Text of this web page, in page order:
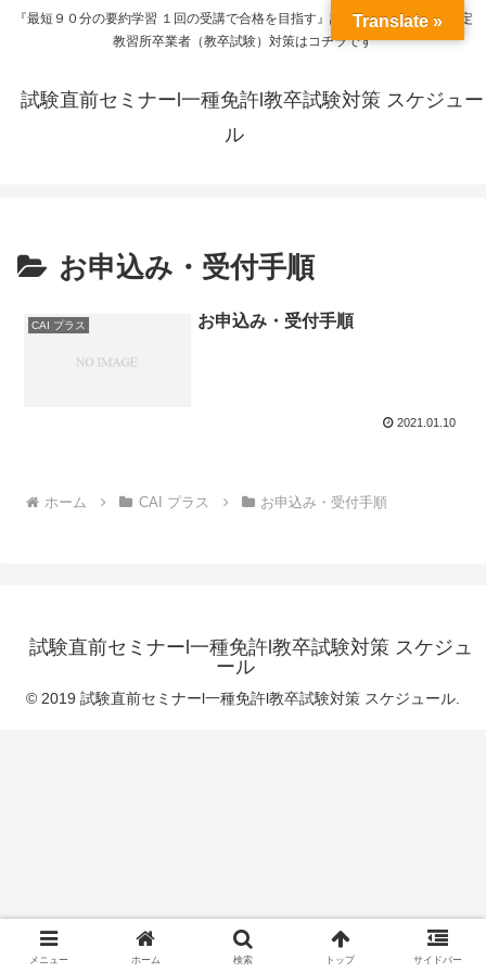
『最短９０分の要約学習 １回の受講で合格を目指す』試験直前セミナー｜指定
教習所卒業者（教卒試験）対策はコチラです
試験直前セミナーl一種免許l教卒試験対策 スケジュー
ル
お申込み・受付手順
CAI プラス お申込み・受付手順
2021.01.10
ホーム CAI プラス お申込み・受付手順
試験直前セミナーl一種免許l教卒試験対策 スケジュ
ール
© 2019 試験直前セミナーl一種免許l教卒試験対策 スケジュール.
メニュー ホーム 検索 トップ サイドバー
Translate »